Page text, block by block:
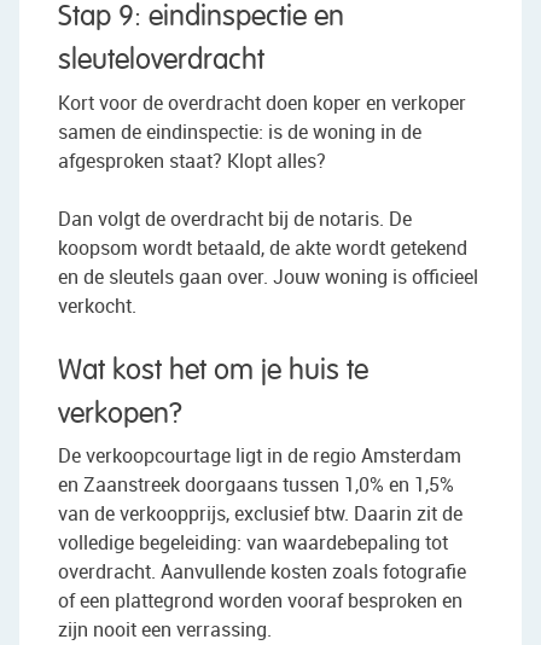
Stap 9: eindinspectie en
sleuteloverdracht
Kort voor de overdracht doen koper en verkoper
samen de eindinspectie: is de woning in de
afgesproken staat? Klopt alles?
Dan volgt de overdracht bij de notaris. De
koopsom wordt betaald, de akte wordt getekend
en de sleutels gaan over. Jouw woning is officieel
verkocht.
Wat kost het om je huis te
verkopen?
De verkoopcourtage ligt in de regio Amsterdam
en Zaanstreek doorgaans tussen 1,0% en 1,5%
van de verkoopprijs, exclusief btw. Daarin zit de
volledige begeleiding: van waardebepaling tot
overdracht. Aanvullende kosten zoals fotografie
of een plattegrond worden vooraf besproken en
zijn nooit een verrassing.